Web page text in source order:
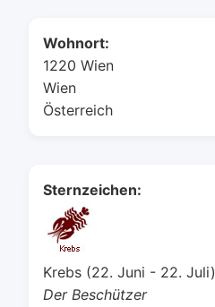
Wohnort:
1220 Wien
Wien
Österreich
Sternzeichen:
Krebs (22. Juni - 22. Juli)
Der Beschützer